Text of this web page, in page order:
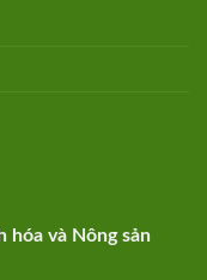
hóa và Nông sản